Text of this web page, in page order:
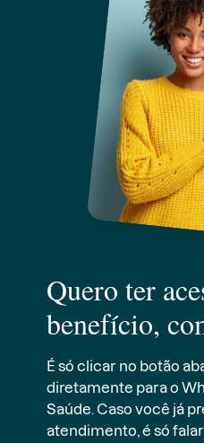
Quero ter
benefício,
É só clicar no botão
diretamente para o
Saúde. Caso você já
atendimento, é só